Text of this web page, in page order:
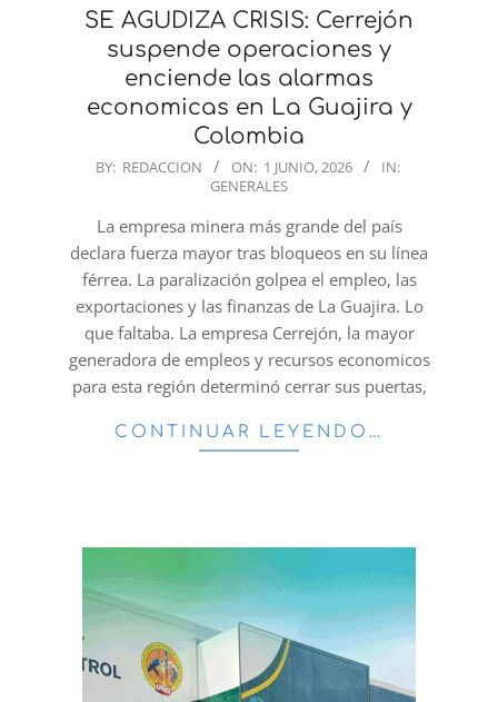
SE AGUDIZA CRISIS: Cerrejón
suspende operaciones y
enciende las alarmas
economicas en La Guajira y
Colombia
2026-
BY: REDACCION ON: 1 JUNIO, 2026
IN:
GENERALES
La empresa minera más grande del país
declara fuerza mayor tras bloqueos en su línea
férrea. La paralización golpea el empleo, las
exportaciones y las finanzas de La Guajira. Lo
que faltaba. La empresa Cerrejón, la mayor
generadora de empleos y recursos economicos
para esta región determinó cerrar sus puertas,
CONTINUAR LEYENDO…